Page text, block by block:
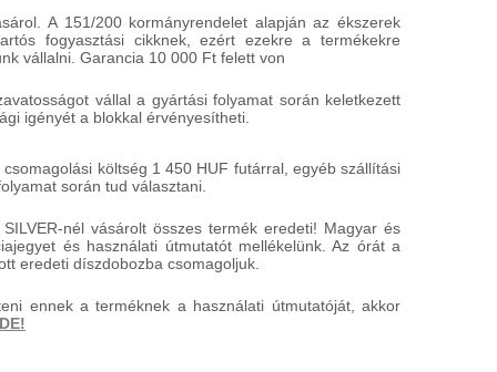
A 151/200 kormányrendelet alapján az ékszerek
fogyasztási cikknek, ezért ezekre a termékekre
vállalni. Garancia 10 000 Ft felett von
vállal a gyártási folyamat során keletkezett
igényét a blokkal érvényesítheti.
csomagolási költség 1 450 HUF futárral, egyéb szállítási
során tud választani.
SILVER-nél vásárolt összes termék eredeti! Magyar és
és használati útmutatót mellékelünk. Az órát a
eredeti díszdobozba csomagoljuk.
ennek a terméknek a használati útmutatóját, akkor